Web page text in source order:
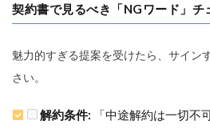
契約書で見るべき「NGワード」チ
魅力的すぎる提案を受けたら、サイン
さい。
解約条件: 「中途解約は一切不